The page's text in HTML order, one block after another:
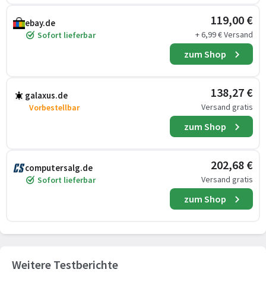
ebay.de
Sofort lieferbar
119,00 €
+ 6,99 € Versand
zum Shop
galaxus.de
Vorbestellbar
138,27 €
Versand gratis
zum Shop
computersalg.de
Sofort lieferbar
202,68 €
Versand gratis
zum Shop
Weitere Testberichte